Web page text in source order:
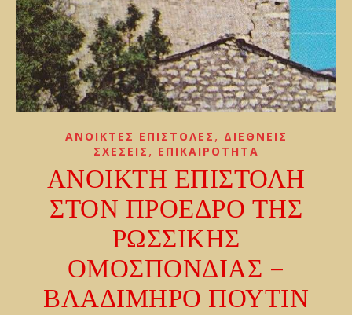
ΑΝΟΙΚΤΕΣ ΕΠΙΣΤΟΛΕΣ , ΔΙΕΘΝΕΙΣ
ΣΧΕΣΕΙΣ , ΕΠΙΚΑΙΡΟΤΗΤΑ
ΑΝΟΙΚΤΗ ΕΠΙΣΤΟΛΗ
ΣΤΟΝ ΠΡΟΕΔΡΟ ΤΗΣ
ΡΩΣΣΙΚΗΣ
ΟΜΟΣΠΟΝΔΙΑΣ –
ΒΛΑΔΙΜΗΡΟ ΠΟΥΤΙΝ